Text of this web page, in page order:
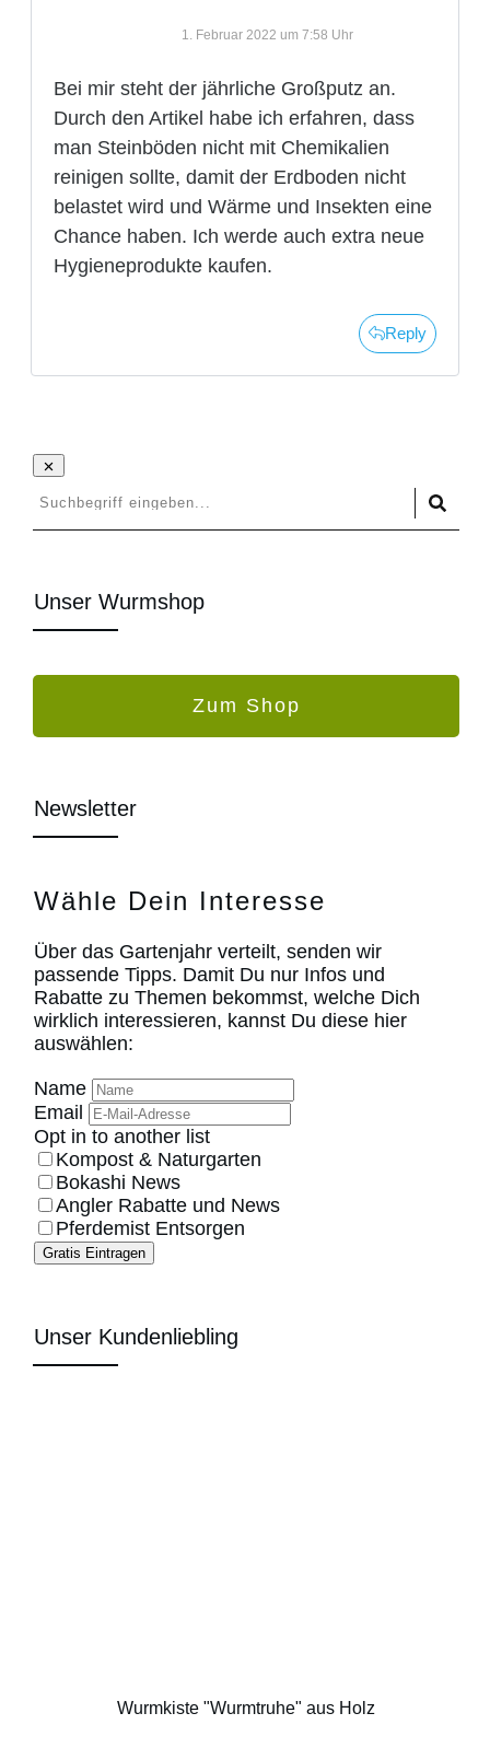
1. Februar 2022 um 7:58 Uhr
Bei mir steht der jährliche Großputz an.
Durch den Artikel habe ich erfahren, dass
man Steinböden nicht mit Chemikalien
reinigen sollte, damit der Erdboden nicht
belastet wird und Wärme und Insekten eine
Chance haben. Ich werde auch extra neue
Hygieneprodukte kaufen.
Reply
Unser Wurmshop
Zum Shop
Newsletter
Wähle Dein Interesse
Über das Gartenjahr verteilt, senden wir
passende Tipps. Damit Du nur Infos und
Rabatte zu Themen bekommst, welche Dich
wirklich interessieren, kannst Du diese hier
auswählen:
Name
Email
Opt in to another list
Kompost & Naturgarten
Bokashi News
Angler Rabatte und News
Pferdemist Entsorgen
Gratis Eintragen
Unser Kundenliebling
Wurmkiste "Wurmtruhe" aus Holz